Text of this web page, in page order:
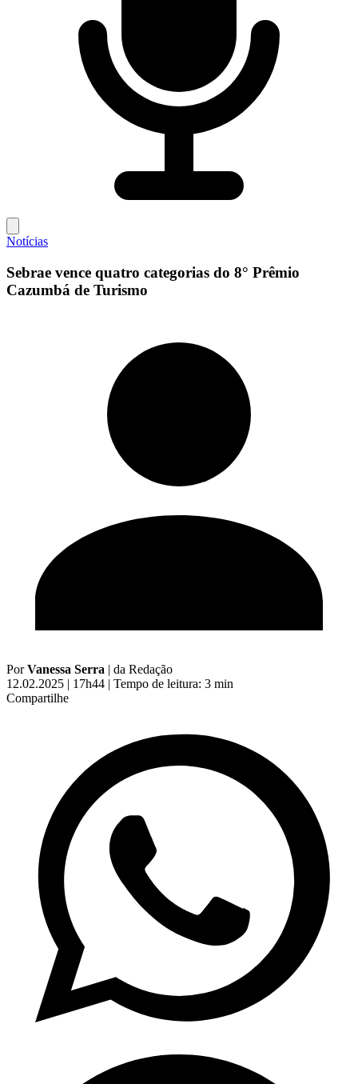
Notícias
Sebrae vence quatro categorias do 8° Prêmio
Cazumbá de Turismo
PorVanessa Serra | da Redação
12.02.2025 | 17h44 | Tempo de leitura: 3 min
Compartilhe